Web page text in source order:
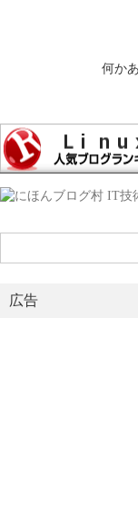
何か
索:
広告